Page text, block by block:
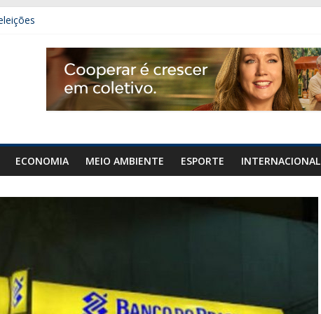
de 50 gramas de cocaína em Orizona
área de diplomacia no plano de governo
ECONOMIA MEIO AMBIENTE ESPORTE INTERNACIONAL